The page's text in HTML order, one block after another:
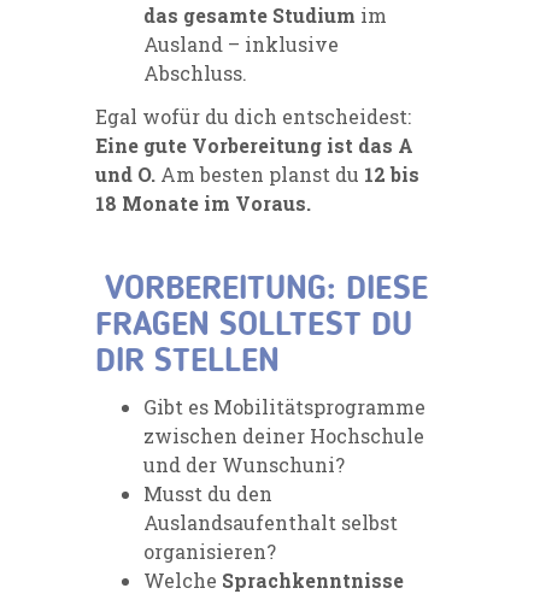
das gesamte Studium im
Ausland – inklusive
Abschluss.
Egal wofür du dich entscheidest:
Eine gute Vorbereitung ist das A
und O. Am besten planst du 12 bis
18 Monate im Voraus.
VORBEREITUNG: DIESE
FRAGEN SOLLTEST DU
DIR STELLEN
Gibt es Mobilitätsprogramme
zwischen deiner Hochschule
und der Wunschuni?
Musst du den
Auslandsaufenthalt selbst
organisieren?
Welche Sprachkenntnisse